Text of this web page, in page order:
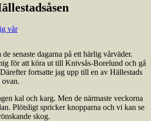
senaste dagarna på ett härlig vårväder.
för att köra ut till Knivsås-Borelund och gå
fortsatte jag upp till en av Hällestads
ovan.
kal och karg. Men de närmaste veckorna
Plötsligt spricker knopparna och vi kan se
skog.